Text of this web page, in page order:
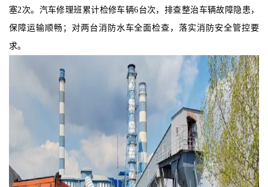
塞2次。汽车修理班累计检修车辆6台次，排查整治车辆故障隐患，
保障运输顺畅；对两台消防水车全面检查，落实消防安全管控要
求。